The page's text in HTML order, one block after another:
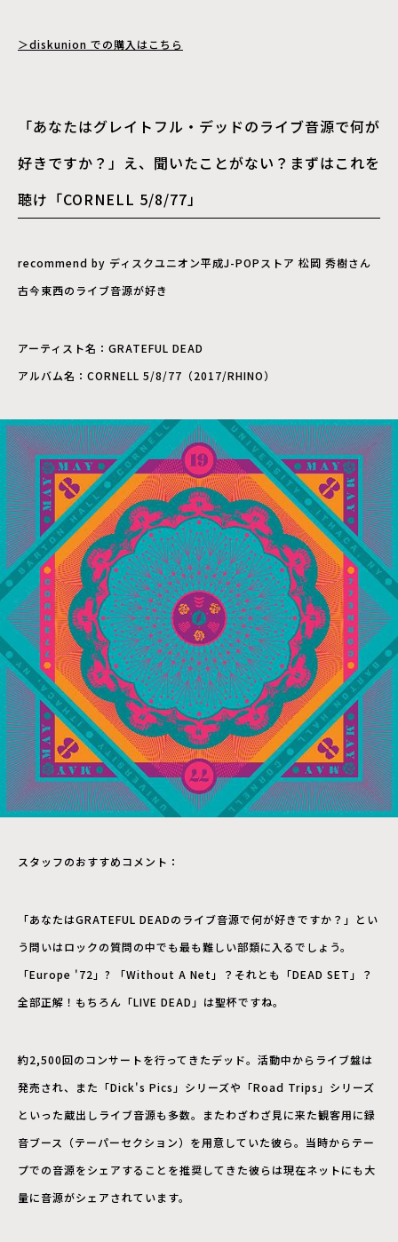
＞diskunion での購入はこちら
「あなたはグレイトフル・デッドのライブ音源で何が
好きですか？」え、聞いたことがない？まずはこれを
聴け「CORNELL 5/8/77」
recommend by ディスクユニオン平成J-POPストア 松岡 秀樹さん
古今東西のライブ音源が好き
アーティスト名：GRATEFUL DEAD
アルバム名：CORNELL 5/8/77（2017/RHINO）
スタッフのおすすめコメント：
「あなたはGRATEFUL DEADのライブ音源で何が好きですか？」とい
う問いはロックの質問の中でも最も難しい部類に入るでしょう。
「Europe '72」? 「Without A Net」？それとも「DEAD SET」？
全部正解！もちろん「LIVE DEAD」は聖杯ですね。
約2,500回のコンサートを行ってきたデッド。活動中からライブ盤は
発売され、また「Dick's Pics」シリーズや「Road Trips」シリーズ
といった蔵出しライブ音源も多数。またわざわざ見に来た観客用に録
音ブース（テーパーセクション）を用意していた彼ら。当時からテー
プでの音源をシェアすることを推奨してきた彼らは現在ネットにも大
量に音源がシェアされています。